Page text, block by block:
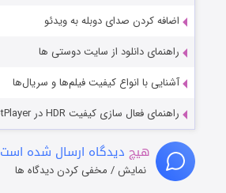
اضافه کردن صدای دوبله به ویدئو
راهنمای دانلود از سایت دوستی ها
آشنایی با انواع کیفیت فیلم‌ها و سریال‌ها
راهنمای فعال سازی کیفیت HDR در PotPlayer
هیچ دیدگاه ارسال شده است
نمایش / مخفی کردن دیدگاه ها